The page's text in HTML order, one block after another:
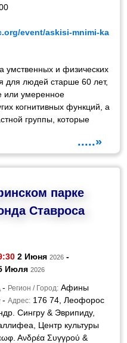
event/askisi-mnimi-ka
умственных и физических
для людей старше 60 лет,
или умеренное
когнитивных функций, а
группы, которые
.....»
парке
Ставроса
2 Июня2026 -
Июля2026
- Регион / Город: Афины
-Адрес: 176 74, Леофорос
Сингру & Эврипиду,
Центр культуры
Ανδρέα Συγγρού &